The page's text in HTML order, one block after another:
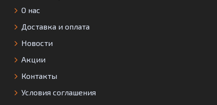
О нас
Доставка и оплата
Новости
Акции
Контакты
Условия соглашения